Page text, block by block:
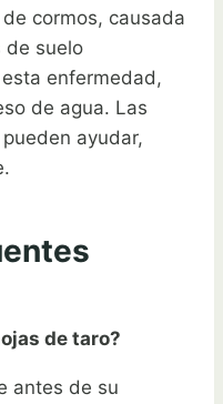
cormos, causada
de suelo
enfermedad,
de agua. Las
ayudar,
de taro?
antes de su